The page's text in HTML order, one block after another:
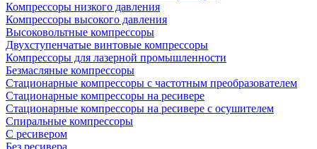
Компрессоры низкого давления
Компрессоры высокого давления
Высоковольтные компрессоры
Двухступенчатые винтовые компрессоры
Компрессоры для лазерной промышленности
Безмасляные компрессоры
Стационарные компрессоры с частотным преобразователем
Стационарные компрессоры на ресивере
Стационарные компрессоры на ресивере с осушителем
Спиральные компрессоры
С ресивером
Без ресивера